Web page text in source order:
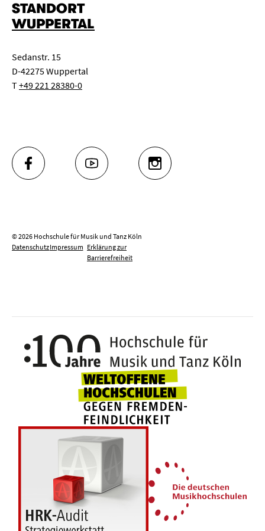
STANDORT
WUPPERTAL
Sedanstr. 15
D-42275 Wuppertal
T+49 221 28380-0
FACEBOOK YOUTUBE INSTAGRAM
© 2026 Hochschule für Musik und Tanz Köln
DatenschutzImpressum Erklärung zur
Barrierefreiheit